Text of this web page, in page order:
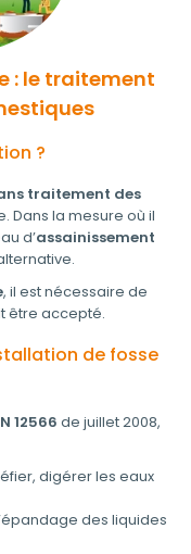
: le traitement
?
traitement des
Dans la mesure où il
d’assainissement
, il est nécessaire de
être accepté.
de fosse
12566 de juillet 2008,
digérer les eaux
des liquides